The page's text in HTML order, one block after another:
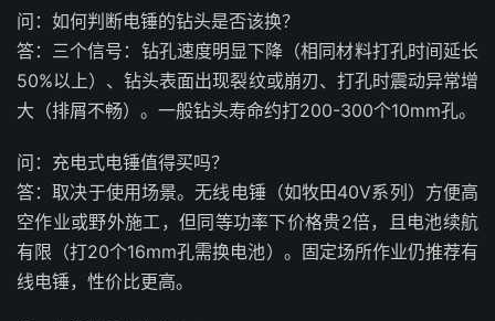
问：如何判断电锤的钻头是否该换？
答：三个信号：钻孔速度明显下降（相同材料打孔时间延长
50%以上）、钻头表面出现裂纹或崩刃、打孔时震动异常增
大（排屑不畅）。一般钻头寿命约打200-300个10mm孔。
问：充电式电锤值得买吗？
答：取决于使用场景。无线电锤（如牧田40V系列）方便高
空作业或野外施工，但同等功率下价格贵2倍，且电池续航
有限（打20个16mm孔需换电池）。固定场所作业仍推荐有
线电锤，性价比更高。